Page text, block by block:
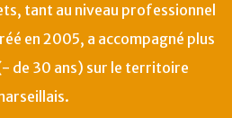
tant au niveau professionnel
en 2005, a accompagné plus
de 30 ans) sur le territoire